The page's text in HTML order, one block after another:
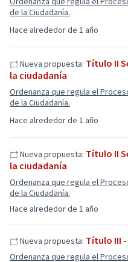
Hace alrededor de 1 año
de la Ciudadanía.
Hace alrededor de 1 año
Nueva propuesta: Título II
la ciudadanía
Ordenanza que regula el
de la Ciudadanía.
Hace alrededor de 1 año
Nueva propuesta: Título II
la ciudadanía
Ordenanza que regula el
de la Ciudadanía.
Nueva propuesta: Título III
Ordenanza que regula el